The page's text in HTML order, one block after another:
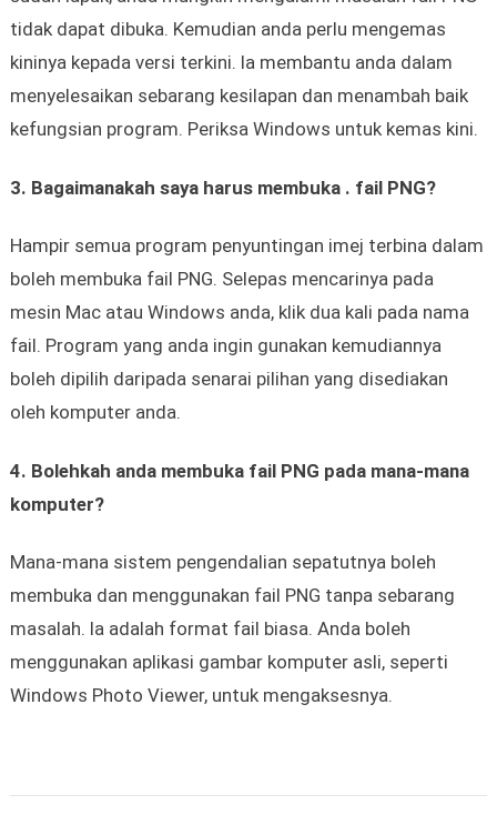
tidak dapat dibuka. Kemudian anda perlu mengemas
kininya kepada versi terkini. Ia membantu anda dalam
menyelesaikan sebarang kesilapan dan menambah baik
kefungsian program. Periksa Windows untuk kemas kini.
3. Bagaimanakah saya harus membuka . fail PNG?
Hampir semua program penyuntingan imej terbina dalam
boleh membuka fail PNG. Selepas mencarinya pada
mesin Mac atau Windows anda, klik dua kali pada nama
fail. Program yang anda ingin gunakan kemudiannya
boleh dipilih daripada senarai pilihan yang disediakan
oleh komputer anda.
4. Bolehkah anda membuka fail PNG pada mana-mana
komputer?
Mana-mana sistem pengendalian sepatutnya boleh
membuka dan menggunakan fail PNG tanpa sebarang
masalah. Ia adalah format fail biasa. Anda boleh
menggunakan aplikasi gambar komputer asli, seperti
Windows Photo Viewer, untuk mengaksesnya.